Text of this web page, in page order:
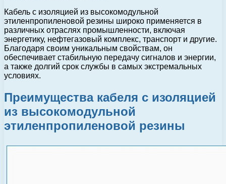
Кабель с изоляцией из высокомодульной
этиленпропиленовой резины широко применяется в
различных отраслях промышленности, включая
энергетику, нефтегазовый комплекс, транспорт и другие.
Благодаря своим уникальным свойствам, он
обеспечивает стабильную передачу сигналов и энергии,
а также долгий срок службы в самых экстремальных
условиях.
Преимущества кабеля с изоляцией
из высокомодульной
этиленпропиленовой резины